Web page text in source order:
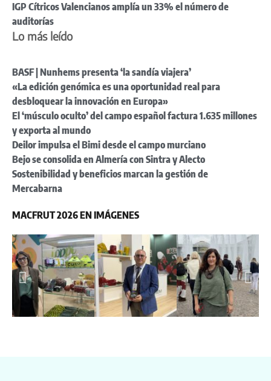
IGP Cítricos Valencianos amplía un 33% el número de
auditorías
Lo más leído
BASF | Nunhems presenta ‘la sandía viajera’
«La edición genómica es una oportunidad real para
desbloquear la innovación en Europa»
El ‘músculo oculto’ del campo español factura 1.635 millones
y exporta al mundo
Deilor impulsa el Bimi desde el campo murciano
Bejo se consolida en Almería con Sintra y Alecto
Sostenibilidad y beneficios marcan la gestión de
Mercabarna
MACFRUT 2026 EN IMÁGENES